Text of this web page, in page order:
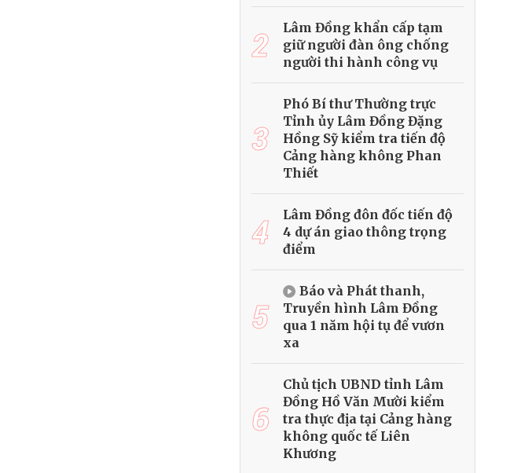
2
Lâm Đồng khẩn cấp tạm
giữ người đàn ông chống
người thi hành công vụ
3
Phó Bí thư Thường trực
Tỉnh ủy Lâm Đồng Đặng
Hồng Sỹ kiểm tra tiến độ
Cảng hàng không Phan
Thiết
4
Lâm Đồng đôn đốc tiến độ
4 dự án giao thông trọng
điểm
5
Báo và Phát thanh,
Truyền hình Lâm Đồng
qua 1 năm hội tụ để vươn
xa
6
Chủ tịch UBND tỉnh Lâm
Đồng Hồ Văn Mười kiểm
tra thực địa tại Cảng hàng
không quốc tế Liên
Khương